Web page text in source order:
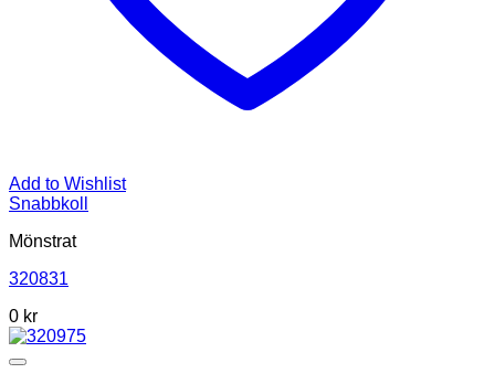
Add to Wishlist
Snabbkoll
Mönstrat
320831
0 kr